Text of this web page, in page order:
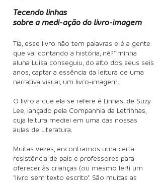
Tecendo linhas
sobre a medi-ação do livro-imagem
Tia, esse livro não tem palavras e é a gente
que vai contando a história, né?" minha
aluna Luisa conseguiu, do alto dos seus seis
anos, captar a essência da leitura de uma
narrativa visual, um livro-imagem.
O livro a que ela se refere é Linhas, de Suzy
Lee, lançado pela Companhia da Letrinhas,
cuja leitura mediei em uma das nossas
aulas de Literatura.
Muitas vezes, encontramos uma certa
resistência de pais e professores para
oferecer às crianças (ou mesmo ler!) um
"livro sem texto escrito". São muitas as